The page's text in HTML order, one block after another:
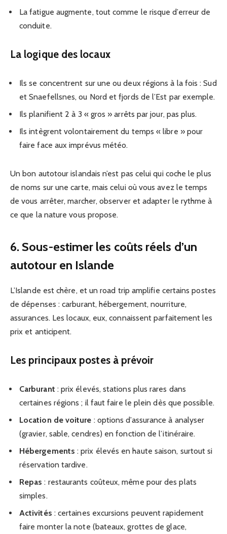
La fatigue augmente, tout comme le risque d’erreur de
conduite.
La logique des locaux
Ils se concentrent sur une ou deux régions à la fois : Sud
et Snaefellsnes, ou Nord et fjords de l’Est par exemple.
Ils planifient 2 à 3 « gros » arrêts par jour, pas plus.
Ils intègrent volontairement du temps « libre » pour
faire face aux imprévus météo.
Un bon autotour islandais n’est pas celui qui coche le plus
de noms sur une carte, mais celui où vous avez le temps
de vous arrêter, marcher, observer et adapter le rythme à
ce que la nature vous propose.
6. Sous-estimer les coûts réels d’un
autotour en Islande
L’Islande est chère, et un road trip amplifie certains postes
de dépenses : carburant, hébergement, nourriture,
assurances. Les locaux, eux, connaissent parfaitement les
prix et anticipent.
Les principaux postes à prévoir
Carburant : prix élevés, stations plus rares dans
certaines régions ; il faut faire le plein dès que possible.
Location de voiture : options d’assurance à analyser
(gravier, sable, cendres) en fonction de l’itinéraire.
Hébergements : prix élevés en haute saison, surtout si
réservation tardive.
Repas : restaurants coûteux, même pour des plats
simples.
Activités : certaines excursions peuvent rapidement
faire monter la note (bateaux, grottes de glace,